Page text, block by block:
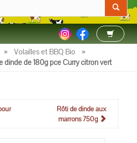
» Volailles et BBQ Bio
»
dinde de 180g pce Curry citron vert
Rôti de dinde aux
marrons 750g